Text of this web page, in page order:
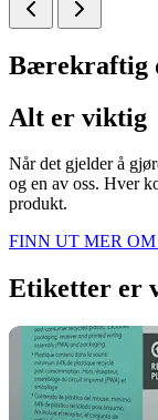
Bærekraftig
Alt er viktig
Når det gjelder å
og en av oss. Hver
produkt.
FINN UT MER
Etiketter er